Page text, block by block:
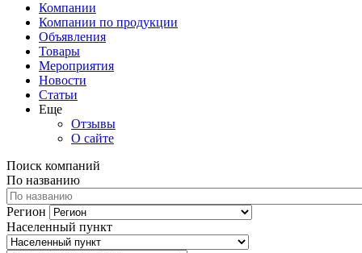
Компании
Компании по продукции
Объявления
Товары
Мероприятия
Новости
Статьи
Еще
Отзывы
О сайте
Поиск компаний
По названию
Регион
Населенный пункт